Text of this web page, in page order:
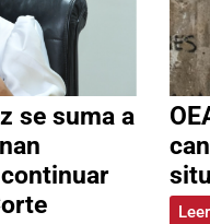
se suma a